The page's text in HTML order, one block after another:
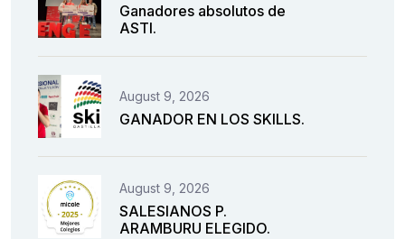
Ganadores absolutos de
ASTI.
August 9, 2026
GANADOR EN LOS SKILLS.
August 9, 2026
SALESIANOS P.
ARAMBURU ELEGIDO.